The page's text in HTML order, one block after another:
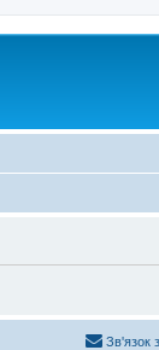
Зв'язок